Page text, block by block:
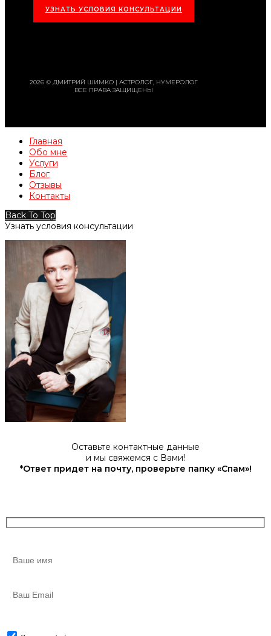
УЗНАТЬ УСЛОВИЯ КОНСУЛЬТАЦИИ
2026 © ДМИТРИЙ ШИМКО | АСТРОЛОГ, НУМЕРОЛОГ
ВСЕ ПРАВА ЗАЩИЩЕНЫ
Главная
Обо мне
Услуги
Блог
Отзывы
Контакты
Back To Top
Узнать условия консультации
Оставьте контактные данные
и мы свяжемся с Вами!
*Ответ придет на почту, проверьте папку «Спам»!